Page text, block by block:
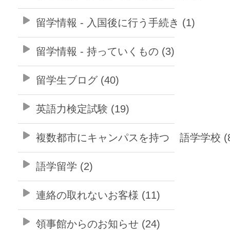
留学情報 - 入国後に行う手続き (1)
留学情報 - 持っていくもの (3)
留学生ブログ (40)
英語力検定試験 (19)
複数都市にキャンパスを持つ 語学学校
語学留学 (2)
連絡の取れないお客様 (11)
領事館からのお知らせ (24)